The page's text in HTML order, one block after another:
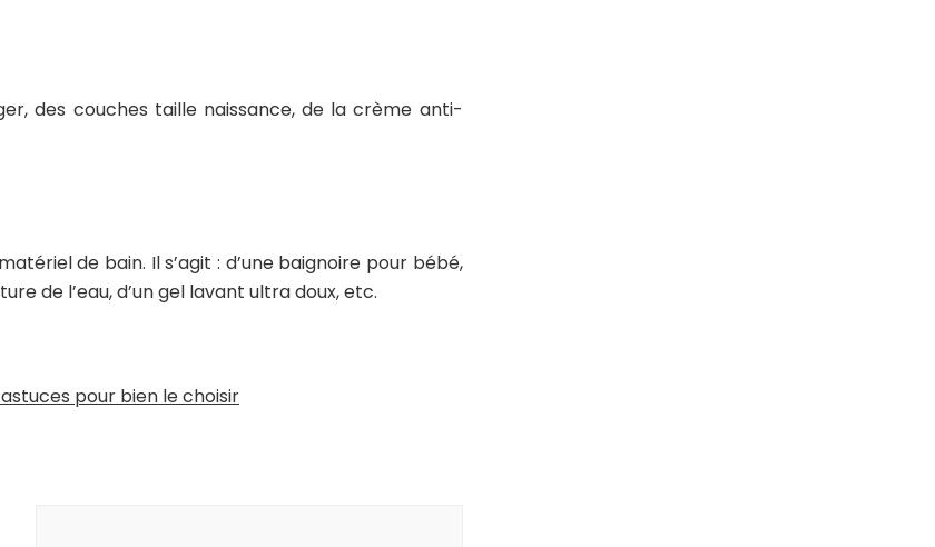
des couches taille naissance, de la crème anti-
de bain. Il s’agit : d’une baignoire pour bébé,
de l’eau, d’un gel lavant ultra doux, etc.
pour bien le choisir